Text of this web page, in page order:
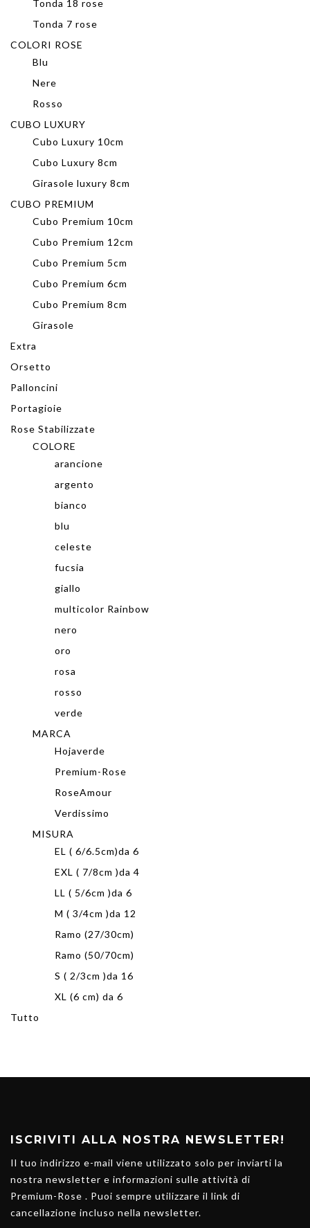
Tonda 18 rose
Tonda 7 rose
COLORI ROSE
Blu
Nere
Rosso
CUBO LUXURY
Cubo Luxury 10cm
Cubo Luxury 8cm
Girasole luxury 8cm
CUBO PREMIUM
Cubo Premium 10cm
Cubo Premium 12cm
Cubo Premium 5cm
Cubo Premium 6cm
Cubo Premium 8cm
Girasole
Extra
Orsetto
Palloncini
Portagioie
Rose Stabilizzate
COLORE
arancione
argento
bianco
blu
celeste
fucsia
giallo
multicolor Rainbow
nero
oro
rosa
rosso
verde
MARCA
Hojaverde
Premium-Rose
RoseAmour
Verdissimo
MISURA
EL ( 6/6.5cm)da 6
EXL ( 7/8cm )da 4
LL ( 5/6cm )da 6
M ( 3/4cm )da 12
Ramo (27/30cm)
Ramo (50/70cm)
S ( 2/3cm )da 16
XL (6 cm) da 6
Tutto
ISCRIVITI ALLA NOSTRA NEWSLETTER!
Il tuo indirizzo e-mail viene utilizzato solo per inviarti la
nostra newsletter e informazioni sulle attività di
Premium-Rose . Puoi sempre utilizzare il link di
cancellazione incluso nella newsletter.